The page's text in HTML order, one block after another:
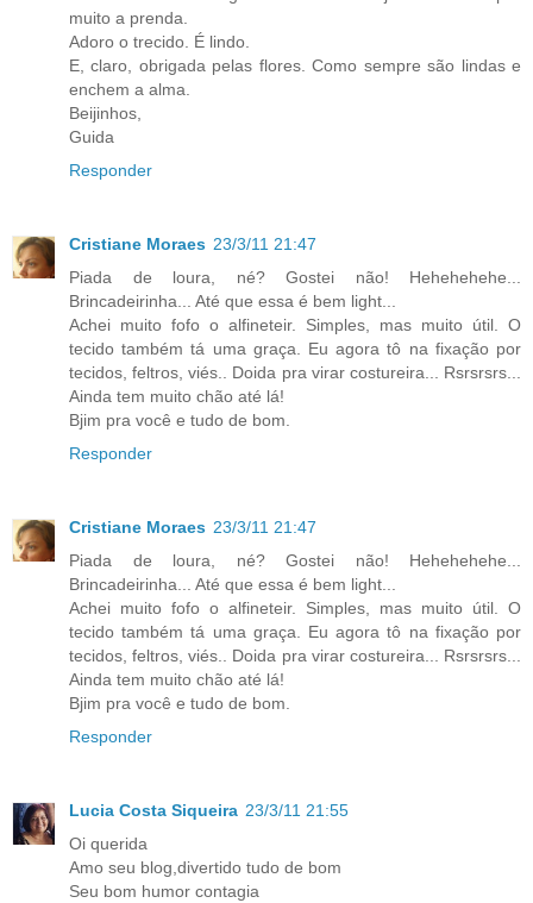
muito a prenda.
Adoro o trecido. É lindo.
E, claro, obrigada pelas flores. Como sempre são lindas e
enchem a alma.
Beijinhos,
Guida
Responder
Cristiane Moraes 23/3/11 21:47
Piada de loura, né? Gostei não! Hehehehehe...
Brincadeirinha... Até que essa é bem light...
Achei muito fofo o alfineteir. Simples, mas muito útil. O
tecido também tá uma graça. Eu agora tô na fixação por
tecidos, feltros, viés.. Doida pra virar costureira... Rsrsrsrs...
Ainda tem muito chão até lá!
Bjim pra você e tudo de bom.
Responder
Cristiane Moraes 23/3/11 21:47
Piada de loura, né? Gostei não! Hehehehehe...
Brincadeirinha... Até que essa é bem light...
Achei muito fofo o alfineteir. Simples, mas muito útil. O
tecido também tá uma graça. Eu agora tô na fixação por
tecidos, feltros, viés.. Doida pra virar costureira... Rsrsrsrs...
Ainda tem muito chão até lá!
Bjim pra você e tudo de bom.
Responder
Lucia Costa Siqueira 23/3/11 21:55
Oi querida
Amo seu blog,divertido tudo de bom
Seu bom humor contagia